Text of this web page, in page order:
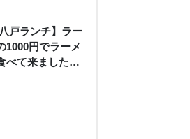
戸ランチ】ラー
1000円でラーメ
べて来ました。